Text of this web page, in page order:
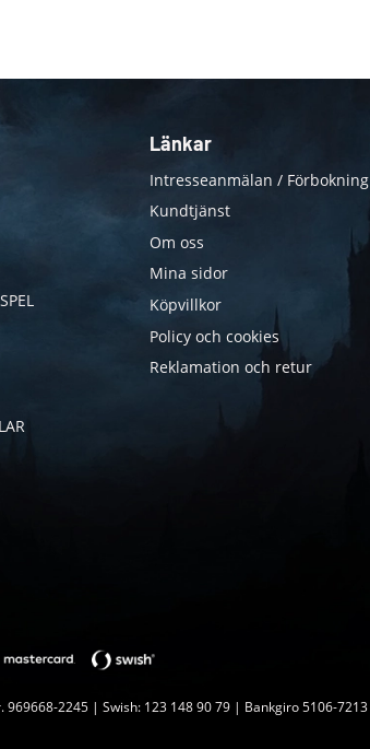
Länkar
Intresseanmälan / Förbokning
Kundtjänst
Om oss
Mina sidor
Köpvillkor
Policy och cookies
Reklamation och retur
2245 | Swish: 123 148 90 79 | Bankgiro 5106-7213